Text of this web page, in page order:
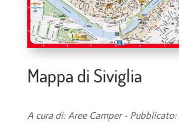
Mappa di Siviglia
A cura di: Aree Camper -